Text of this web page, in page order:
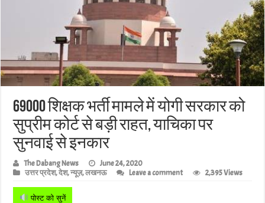
69000 शिक्षक भर्ती मामले में योगी सरकार को
सुप्रीम कोर्ट से बड़ी राहत, याचिका पर
सुनवाई से इनकार
The Dabang News
June 24, 2020
उत्तर प्रदेश,देश,न्यूज़,लखनऊ Leave a comment 2,395 Views
पोस्ट को सुनें